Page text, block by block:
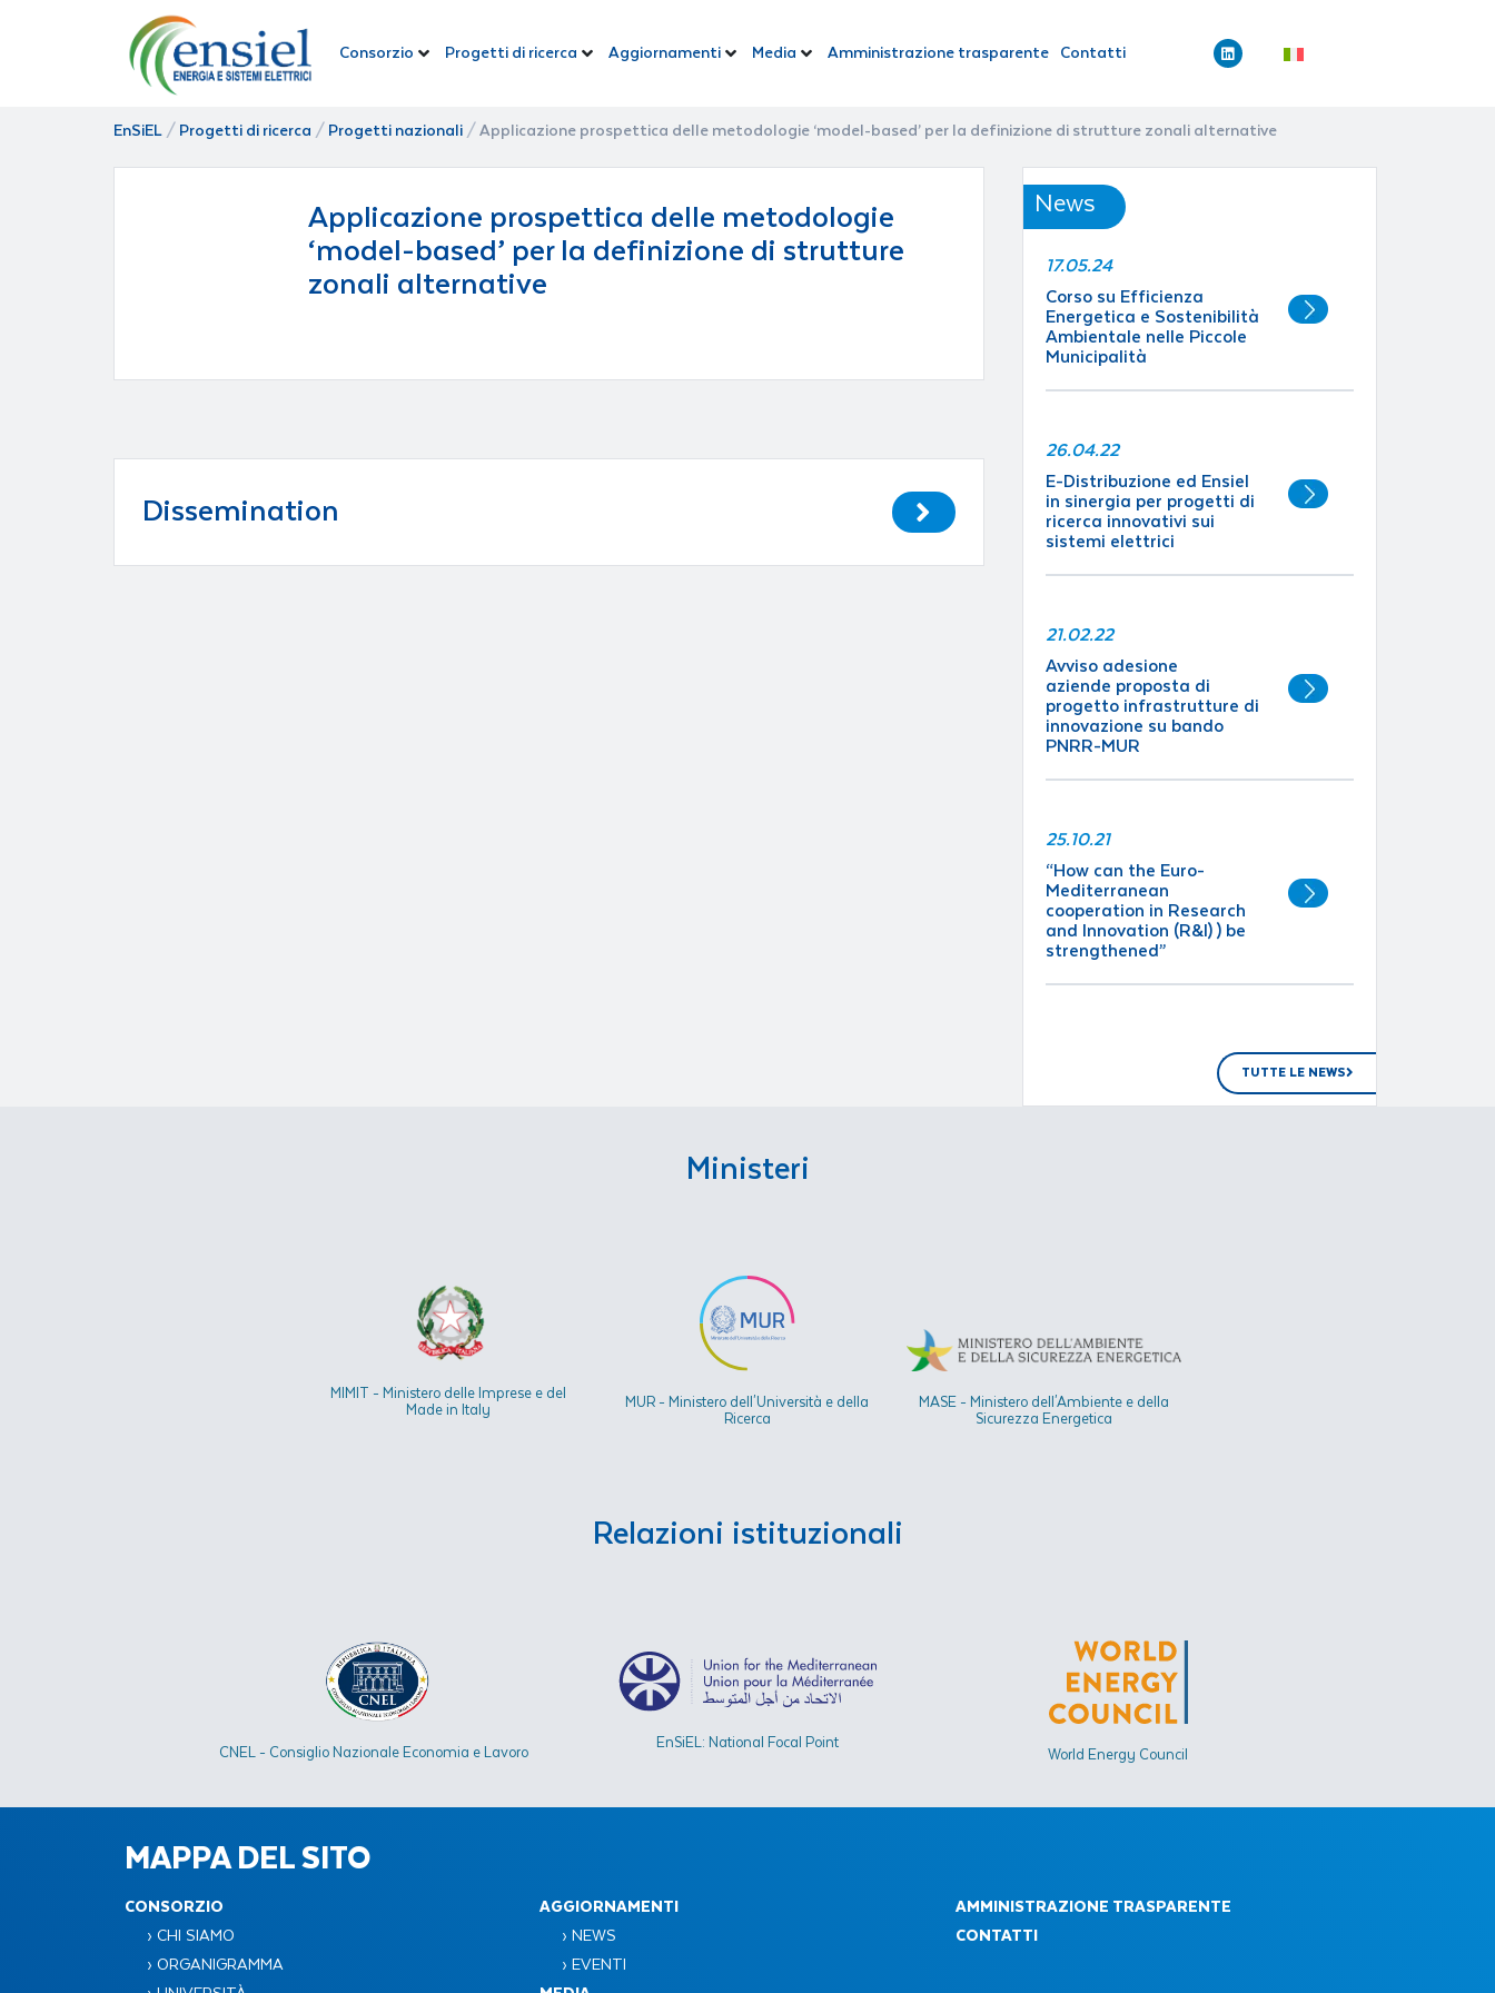
Consorzio Progetti di ricerca Aggiornamenti Media Amministrazione trasparente Contatti
EnSiEL / Progetti di ricerca / Progetti nazionali / Applicazione prospettica delle metodologie ‘model-based’ per la definizione di strutture zonali alternative
Applicazione prospettica delle metodologie
‘model-based’ per la definizione di strutture
zonali alternative
Dissemination
News
17.05.24
Corso su Efficienza
Energetica e Sostenibilità
Ambientale nelle Piccole
Municipalità
26.04.22
E-Distribuzione ed Ensiel
in sinergia per progetti di
ricerca innovativi sui
sistemi elettrici
21.02.22
Avviso adesione
aziende proposta di
progetto infrastrutture di
innovazione su bando
PNRR-MUR
25.10.21
“How can the Euro-
Mediterranean
cooperation in Research
and Innovation (R&I) ) be
strengthened”
TUTTE LE NEWS
Ministeri
MIMIT - Ministero delle Imprese e del
Made in Italy
MUR - Ministero dell'Università e della
Ricerca
MASE - Ministero dell'Ambiente e della
Sicurezza Energetica​
Relazioni istituzionali
CNEL - Consiglio Nazionale Economia e Lavoro
EnSiEL: National Focal Point
World Energy Council
MAPPA DEL SITO
CONSORZIO
› CHI SIAMO
› ORGANIGRAMMA
AGGIORNAMENTI
› NEWS
› EVENTI
AMMINISTRAZIONE TRASPARENTE
CONTATTI